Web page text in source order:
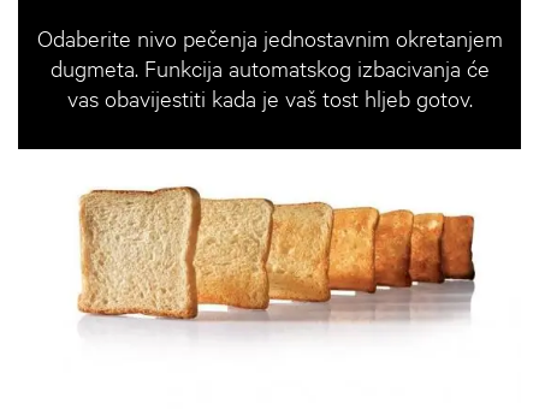
Odaberite nivo pečenja jednostavnim okretanjem
dugmeta. Funkcija automatskog izbacivanja će
vas obavijestiti kada je vaš tost hljeb gotov.